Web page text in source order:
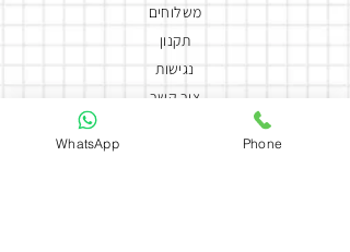
משלוחים
תקנון
נגישות
צור קשר
WhatsApp Phone